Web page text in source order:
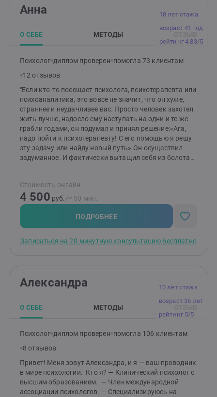
18 лет стажа
возраст 41 год
рейтинг 4.83/5
Анна
О СЕБЕ МЕТОДЫ
Психолог диплом проверен помогла 73 клиентам
12 отзывов
"Если кто-то посещает психолога, психотерапевта или
психоаналитика, это вовсе не значит, что он хуже,
страннее и неудачливее вас. Просто человек захотел
жить лучше, надоело ему наступать на одни и те же
грабли годами, он подумал и принял решение:«Ага,
надо пойти к психотерапевту! С его помощью я решу
эту задачу или найду новый путь».Он осуществил
задуманное. И фактически вытащил себя из болота
минутную встречу, чтобы обсудить ваш запрос и мои
варианты решения.Обо мне:клинический
психологEFIT терапевтEMDR и IMTT терапевт, член
ассоциации EMDR Russiaсемейный и парный
системный психотерапевт (EFT), член СЭФТдетский
психологмеждународный сертифицированный коуч
индивидуален и требует разного. Кому-то не хватает
просто быть услышанным, поэтому универсальных
решений и советов в психологии, на мой взгляд, быть
характеристики, и в работе я с уважением к ним
Стоимость онлайн
4 500 руб. /≈ 50 мин.
ПОДРОБНЕЕ
Записаться на 20-минутную консультацию бесплатно
10 лет стажа
возраст 36 лет
рейтинг 5/5
Александра
О СЕБЕ МЕТОДЫ
Психолог диплом проверен помогла 106 клиентам
8 отзывов
Привет! Меня зовут Александра, и я — ваш проводник
в мире психологии. Кто я? — Клинический психолог с
высшим образованием. — Член международной
ассоциации психологов. — Специализируюсь на